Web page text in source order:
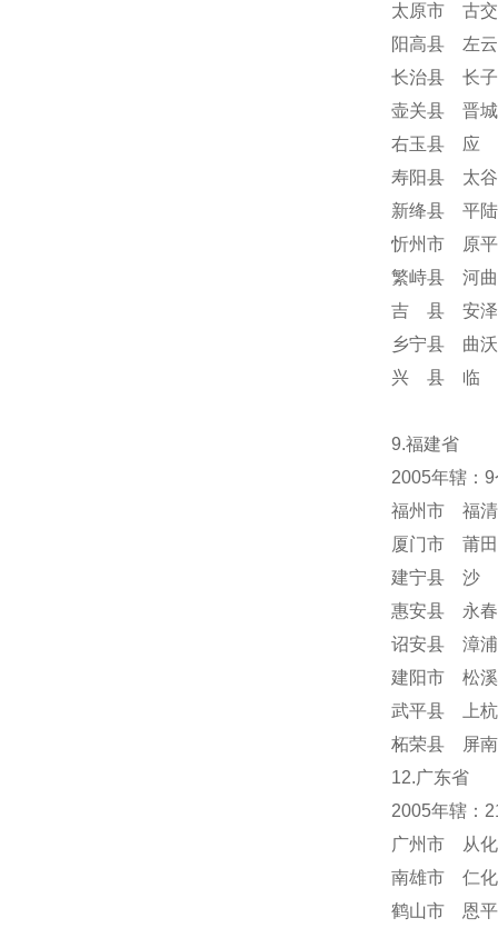
太原市 古
阳高县 左
长治县 长
壶关县 晋
右玉县 应
寿阳县 太
新绛县 平
忻州市 原
繁峙县 河
吉 县 安
乡宁县 曲
兴 县 临
9.福建省
2005年辖：
福州市 福
厦门市 莆
建宁县 沙
惠安县 永
诏安县 漳
建阳市 松
武平县 上
柘荣县 屏
12.广东省
2005年辖：
广州市 从
南雄市 仁
鹤山市 恩